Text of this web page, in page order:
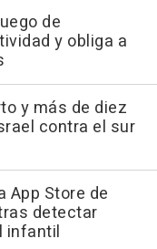
de
y obliga a
y más de diez
contra el sur
App Store de
detectar
infantil